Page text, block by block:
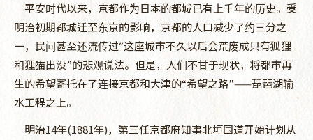
平安时代以来，京都作为日本的都城已有上千年的历史。受
明治初期都城迁至东京的影响，京都的人口减少了约三分之
一，民间甚至还流传过“这座城市不久以后会荒废成只有狐狸
和狸猫出没”的悲观说法。但是，人们不甘于现状，将都市再
生的希望寄托在了连接京都和大津的“希望之路”——琵琶湖输
水工程之上。
明治14年(1881年)，第三任京都府知事北垣国道开始计划从